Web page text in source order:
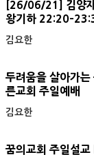
[26/06/21] 김양
왕기하 22:20-
김요한
두려움을 살아가
른교회 주일예배
김요한
꿈의교회 주일설